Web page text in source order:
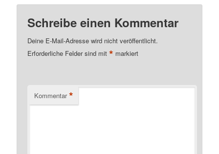
Schreibe einen Kommentar
Deine E-Mail-Adresse wird nicht veröffentlicht.
Erforderliche Felder sind mit* markiert
Kommentar *